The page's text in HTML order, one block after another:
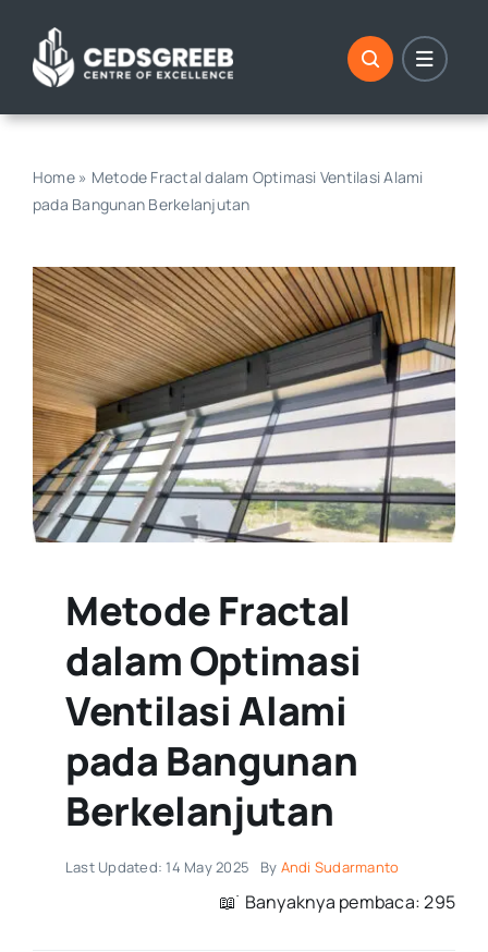
content
Home» Metode Fractal dalam Optimasi Ventilasi Alami
pada Bangunan Berkelanjutan
Metode Fractal
dalam Optimasi
Ventilasi Alami
pada Bangunan
Berkelanjutan
Last Updated: 14 May 2025 By Andi Sudarmanto
📖 ࣪ Banyaknya pembaca: 295